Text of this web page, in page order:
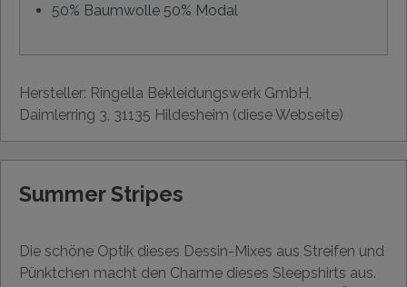
50% Baumwolle 50% Modal
Hersteller: Ringella Bekleidungswerk GmbH,
Daimlerring 3, 31135 Hildesheim (diese Webseite)
Summer Stripes
Die schöne Optik dieses Dessin-Mixes aus Streifen und
Pünktchen macht den Charme dieses Sleepshirts aus.